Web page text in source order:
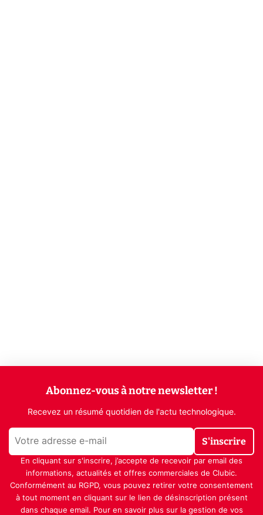
Abonnez-vous à notre newsletter !
Recevez un résumé quotidien de l'actu technologique.
S'inscrire
En cliquant sur s'inscrire, j’accepte de recevoir par email des
informations, actualités et offres commerciales de Clubic.
Conformément au RGPD, vous pouvez retirer votre consentement
à tout moment en cliquant sur le lien de désinscription présent
dans chaque email. Pour en savoir plus sur la gestion de vos